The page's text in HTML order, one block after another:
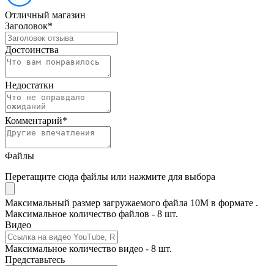
Отличный магазин
Заголовок*
Достоинства
Недостатки
Комментарий*
Файлы
Перетащите сюда файлы или нажмите для выбора
Максимальный размер загружаемого файла 10M в формате .
Максимальное количество файлов - 8 шт.
Видео
Максимальное количество видео - 8 шт.
Представьтесь